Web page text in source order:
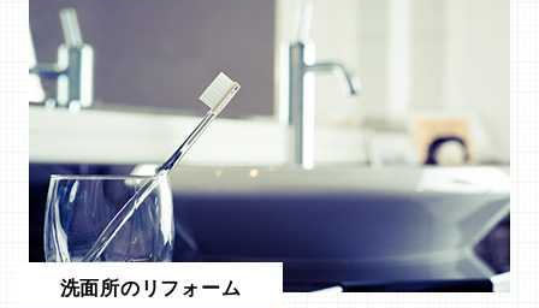
洗面所のリフォーム